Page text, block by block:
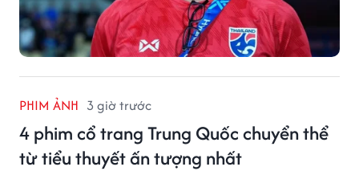
PHIM ẢNH 3 giờ trước
4 phim cổ trang Trung Quốc chuyển thể
từ tiểu thuyết ấn tượng nhất